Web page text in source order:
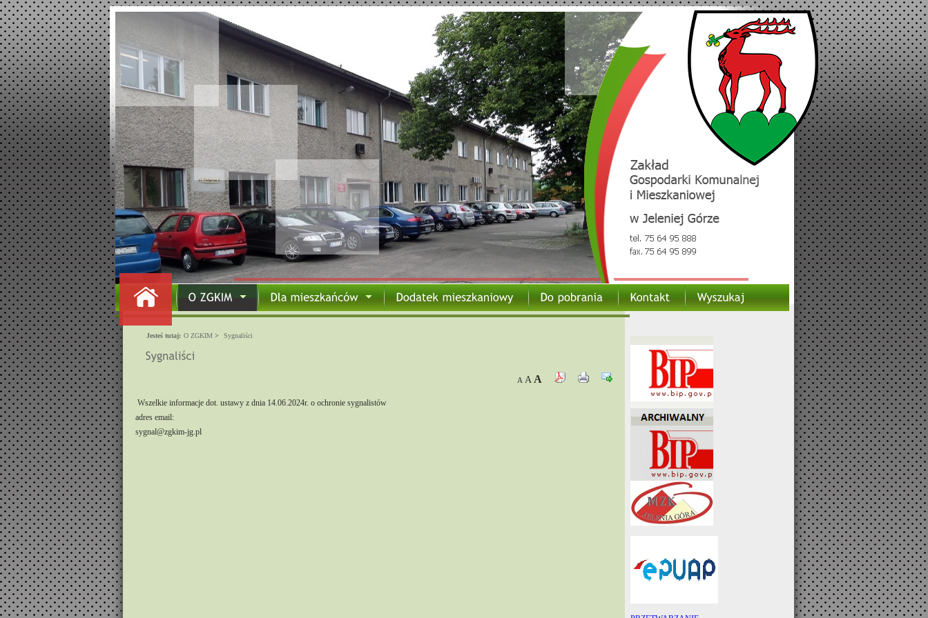
Jesteś tutaj: O ZGKIM > Sygnaliści
A A A
Wszelkie informacje dot. ustawy z dnia 14.06.2024r. o ochronie sygnalistów
adres email:
sygnal@zgkim-jg.pl